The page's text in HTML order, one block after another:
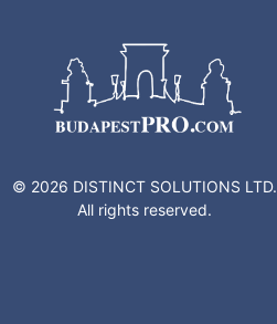
© 2026 DISTINCT SOLUTIONS LTD.
All rights reserved.